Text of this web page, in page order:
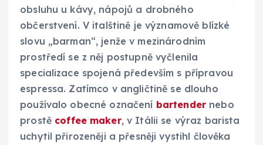
obsluhu u kávy, nápojů a drobného
občerstvení. V italštině je významově blízké
slovu „barman“, jenže v mezinárodním
prostředí se z něj postupně vyčlenila
specializace spojená především s přípravou
espressa. Zatímco v angličtině se dlouho
používalo obecné označení bartender nebo
prostě coffee maker, v Itálii se výraz barista
uchytil přirozeněji a přesněji vystihl člověka